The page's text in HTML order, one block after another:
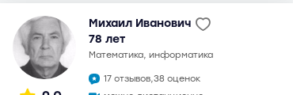
Михаил Иванович
78 лет
математика, информатика
17 отзывов,38 оценок